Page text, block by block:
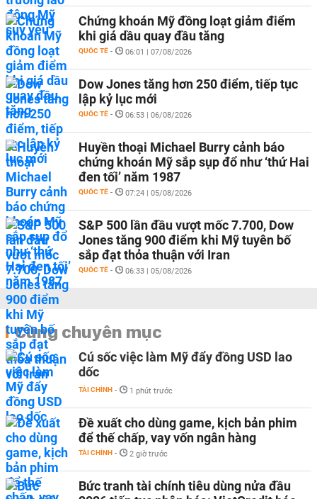
Chứng khoán Mỹ đồng loạt giảm điểm
khi giá dầu quay đầu tăng
QUỐC TẾ - 06:01 | 07/08/2026
Dow Jones tăng hơn 250 điểm, tiếp tục
lập kỷ lục mới
QUỐC TẾ - 06:53 | 06/08/2026
Huyền thoại Michael Burry cảnh báo
chứng khoán Mỹ sắp sụp đổ như ‘thứ Hai
đen tối’ năm 1987
QUỐC TẾ - 07:24 | 05/08/2026
S&P 500 lần đầu vượt mốc 7.700, Dow
Jones tăng 900 điểm khi Mỹ tuyên bố
sắp đạt thỏa thuận với Iran
QUỐC TẾ - 06:33 | 05/08/2026
Cùng chuyên mục
Cú sốc việc làm Mỹ đẩy đồng USD lao
dốc
TÀI CHÍNH - 1 phút trước
Đề xuất cho dùng game, kịch bản phim
để thế chấp, vay vốn ngân hàng
TÀI CHÍNH - 2 giờ trước
Bức tranh tài chính tiêu dùng nửa đầu